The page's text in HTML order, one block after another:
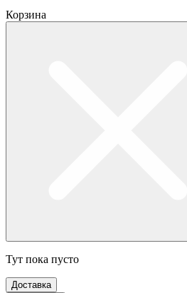
Корзина
Тут пока пусто
Доставка